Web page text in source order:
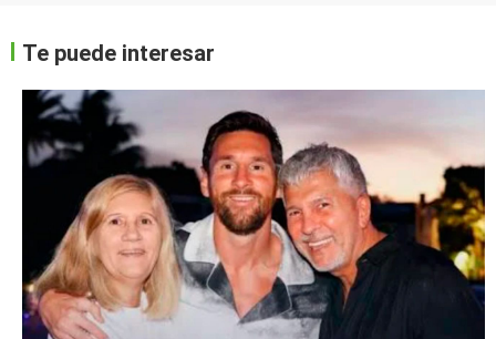
Te puede interesar